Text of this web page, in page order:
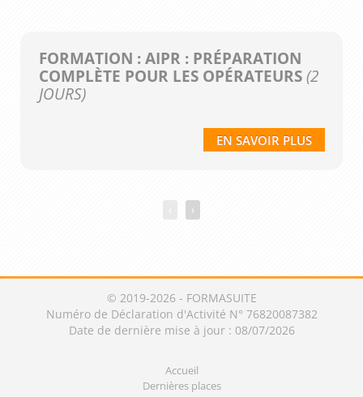
FORMATION : AIPR : PRÉPARATION
COMPLÈTE POUR LES OPÉRATEURS(2
JOURS)
EN SAVOIR PLUS
›
© 2019-2026 - FORMASUITE
Numéro de Déclaration d'Activité N° 76820087382
Date de dernière mise à jour : 08/07/2026
Accueil
Dernières places